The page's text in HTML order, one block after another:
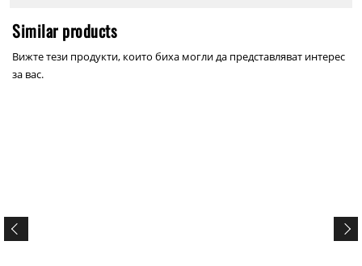
Similar products
Вижте тези продукти, които биха могли да представляват интерес
за вас.